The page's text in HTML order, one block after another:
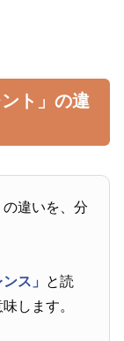
ト」の違
の違いを、分
ス」 と読
します。